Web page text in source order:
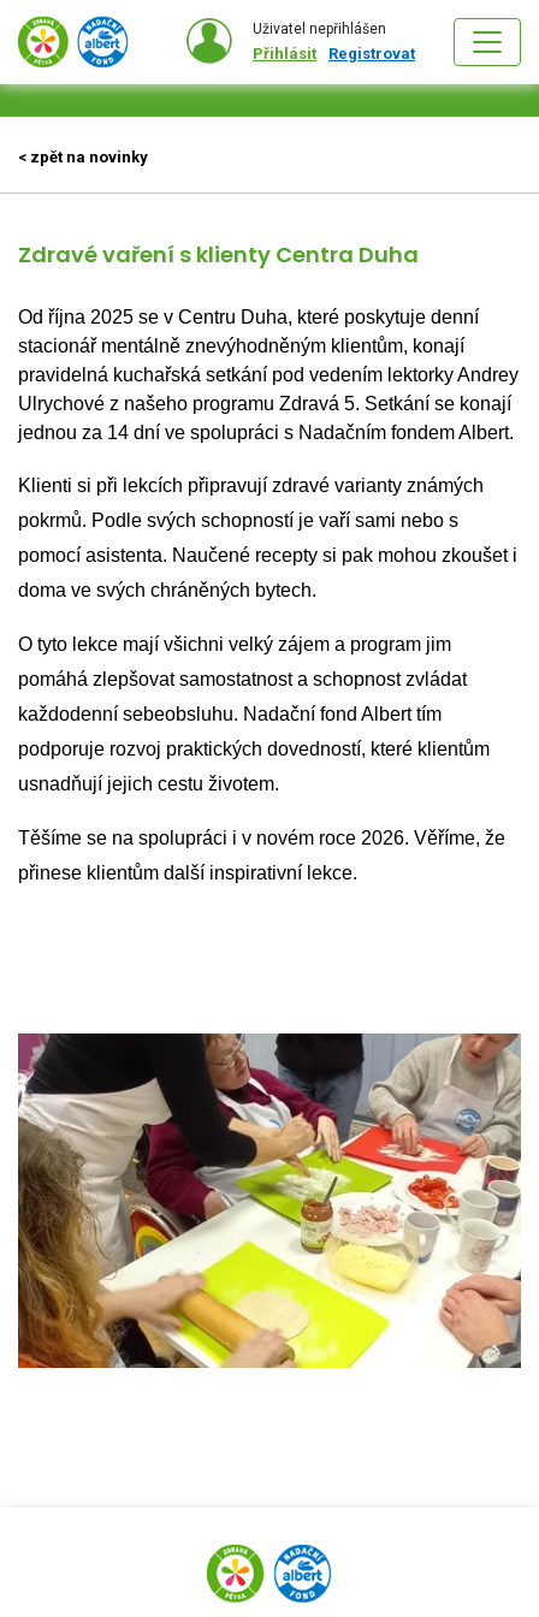
Uživatel nepřihlášen
Přihlásit Registrovat
< zpět na novinky
Zdravé vaření s klienty Centra Duha
Od října 2025 se v Centru Duha, které poskytuje denní
stacionář mentálně znevýhodněným klientům, konají
pravidelná kuchařská setkání pod vedením lektorky Andrey
Ulrychové z našeho programu Zdravá 5. Setkání se konají
jednou za 14 dní ve spolupráci s Nadačním fondem Albert.
Klienti si při lekcích připravují zdravé varianty známých
pokrmů. Podle svých schopností je vaří sami nebo s
pomocí asistenta. Naučené recepty si pak mohou zkoušet i
doma ve svých chráněných bytech.
O tyto lekce mají všichni velký zájem a program jim
pomáhá zlepšovat samostatnost a schopnost zvládat
každodenní sebeobsluhu. Nadační fond Albert tím
podporuje rozvoj praktických dovedností, které klientům
usnadňují jejich cestu životem.
Těšíme se na spolupráci i v novém roce 2026. Věříme, že
přinese klientům další inspirativní lekce.